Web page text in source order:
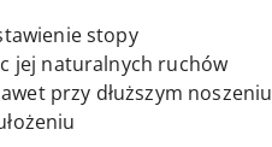
stopy
jej naturalnych ruchów
przy dłuższym noszeniu